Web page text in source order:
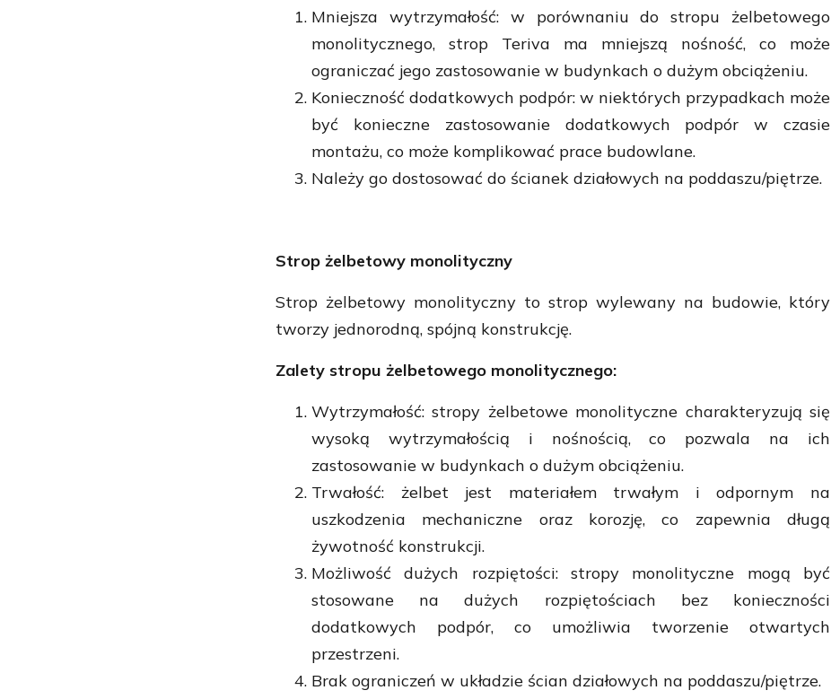
Mniejsza wytrzymałość: w porównaniu do stropu żelbetowego
monolitycznego, strop Teriva ma mniejszą nośność, co może
ograniczać jego zastosowanie w budynkach o dużym obciążeniu.
Konieczność dodatkowych podpór: w niektórych przypadkach może
być konieczne zastosowanie dodatkowych podpór w czasie
montażu, co może komplikować prace budowlane.
Należy go dostosować do ścianek działowych na poddaszu/piętrze.
Strop żelbetowy monolityczny
Strop żelbetowy monolityczny to strop wylewany na budowie, który
tworzy jednorodną, spójną konstrukcję.
Zalety stropu żelbetowego monolitycznego:
Wytrzymałość: stropy żelbetowe monolityczne charakteryzują się
wysoką wytrzymałością i nośnością, co pozwala na ich
zastosowanie w budynkach o dużym obciążeniu.
Trwałość: żelbet jest materiałem trwałym i odpornym na
uszkodzenia mechaniczne oraz korozję, co zapewnia długą
żywotność konstrukcji.
Możliwość dużych rozpiętości: stropy monolityczne mogą być
stosowane na dużych rozpiętościach bez konieczności
dodatkowych podpór, co umożliwia tworzenie otwartych
przestrzeni.
Brak ograniczeń w układzie ścian działowych na poddaszu/piętrze.